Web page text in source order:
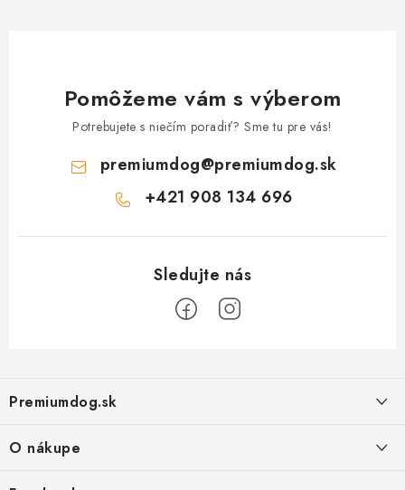
Pomôžeme vám s výberom
Potrebujete s niečím poradiť? Sme tu pre vás!
premiumdog@premiumdog.sk
+421 908 134 696
p
ä
Premiumdog.sk
O nákupe